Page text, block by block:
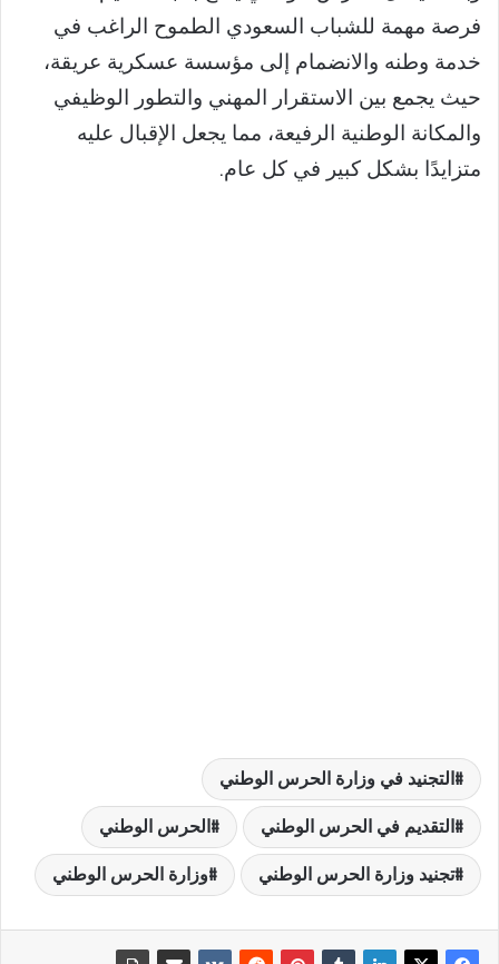
فرصة مهمة للشباب السعودي الطموح الراغب في
خدمة وطنه والانضمام إلى مؤسسة عسكرية عريقة،
حيث يجمع بين الاستقرار المهني والتطور الوظيفي
والمكانة الوطنية الرفيعة، مما يجعل الإقبال عليه
متزايدًا بشكل كبير في كل عام.
التجنيد في وزارة الحرس الوطني
التقديم في الحرس الوطني الحرس الوطني
تجنيد وزارة الحرس الوطني وزارة الحرس الوطني